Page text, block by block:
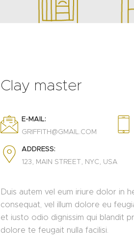
Clay master
E-MAIL:
GRIFFITH@GMAIL.COM
ADDRESS:
123, MAIN STREET, NYC, USA
Duis autem vel eum iriure dolor in
consequat, vel illum dolore eu
et iusto odio dignissim qui blandit
dolore te feugait nulla facilisi.